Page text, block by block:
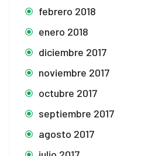
febrero 2018
enero 2018
diciembre 2017
noviembre 2017
octubre 2017
septiembre 2017
agosto 2017